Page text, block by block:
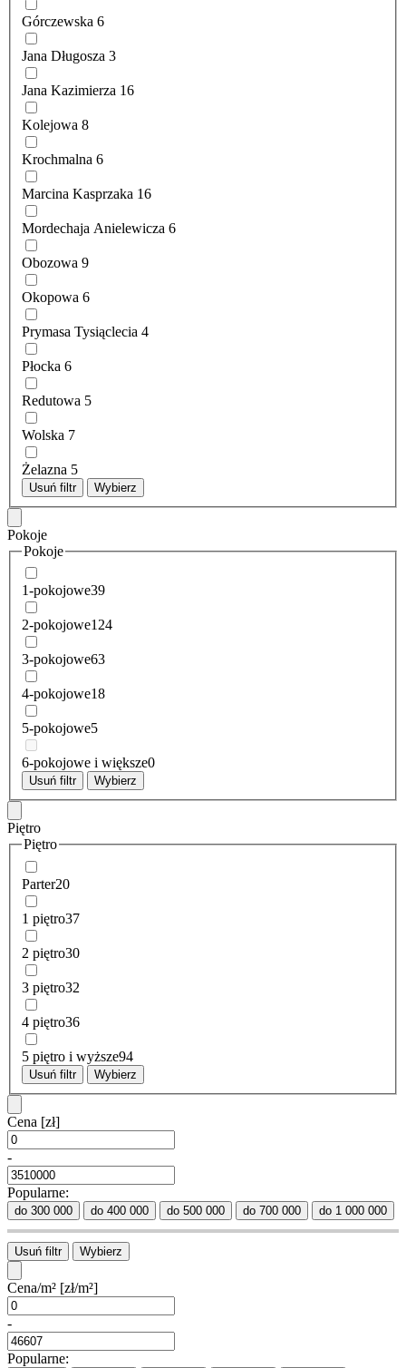
Górczewska 6
Jana Długosza 3
Jana Kazimierza 16
Kolejowa 8
Krochmalna 6
Marcina Kasprzaka 16
Mordechaja Anielewicza 6
Obozowa 9
Okopowa 6
Prymasa Tysiąclecia 4
Płocka 6
Redutowa 5
Wolska 7
Żelazna 5
Usuń filtr Wybierz
Pokoje
Pokoje
1-pokojowe39
2-pokojowe124
3-pokojowe63
4-pokojowe18
5-pokojowe5
6-pokojowe i większe0
Usuń filtr Wybierz
Piętro
Piętro
Parter20
1 piętro37
2 piętro30
3 piętro32
4 piętro36
5 piętro i wyższe94
Usuń filtr Wybierz
Cena [zł]
-
Popularne:
do 300 000 do 400 000 do 500 000 do 700 000 do 1 000 000
Usuń filtr Wybierz
Cena/m² [zł/m²]
-
Popularne: